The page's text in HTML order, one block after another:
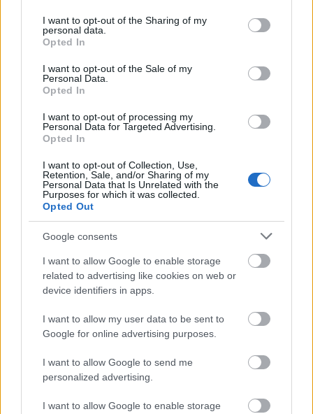
not limited to your visit or usage behaviour. You may click to
grant or deny consent to Google and its third-party tags to
use your data for below specified purposes in below Google
consent section.
I want to opt-out of the Sharing of my
personal data.
Opted In
I want to opt-out of the Sale of my
Personal Data.
Opted In
I want to opt-out of processing my
Personal Data for Targeted Advertising.
Opted In
I want to opt-out of Collection, Use,
Retention, Sale, and/or Sharing of my
Personal Data that Is Unrelated with the
Purposes for which it was collected.
Opted Out
Google consents
I want to allow Google to enable storage
related to advertising like cookies on web or
device identifiers in apps.
I want to allow my user data to be sent to
Google for online advertising purposes.
I want to allow Google to send me
personalized advertising.
I want to allow Google to enable storage
Ajánlott bejegyzések:
Kincskeresés
Fiús lányok, lányos fiúk
Ahány ház, annyi alvás